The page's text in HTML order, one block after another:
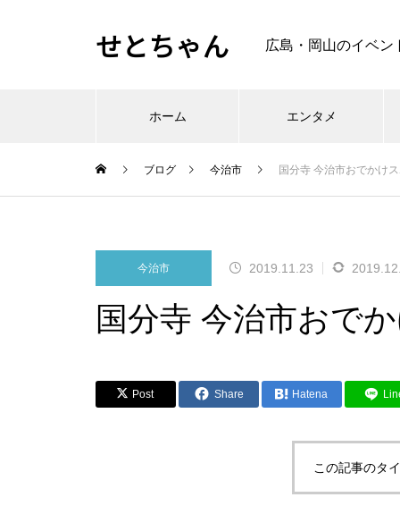
せとちゃん 広島・岡山のイベ
ホーム エンタメ
ブログ 今治市 国分寺 今治市おでかけ
今治市 2019.11.23
国分寺 今治市おで
Post Share Hatena
この記事のタ